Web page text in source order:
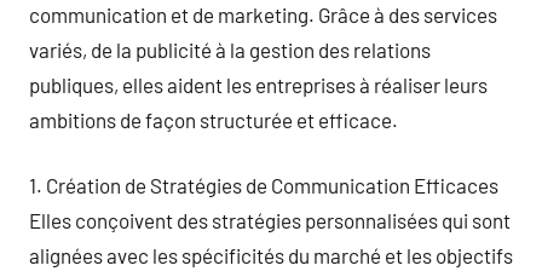
communication et de marketing. Grâce à des services
variés, de la publicité à la gestion des relations
publiques, elles aident les entreprises à réaliser leurs
ambitions de façon structurée et efficace.
1. Création de Stratégies de Communication Efficaces
Elles conçoivent des stratégies personnalisées qui sont
alignées avec les spécificités du marché et les objectifs